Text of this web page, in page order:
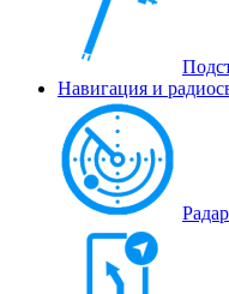
Навигация и